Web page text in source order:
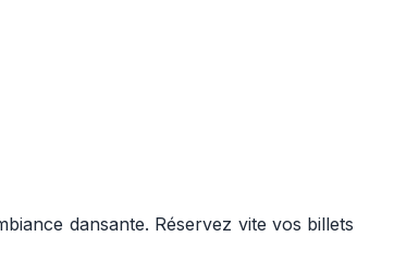
dansante. Réservez vite vos billets